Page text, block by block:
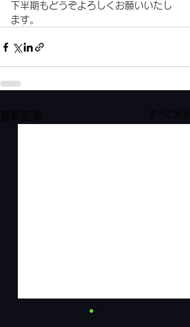
下半期もどうぞよろしくお願いいたし
ます。